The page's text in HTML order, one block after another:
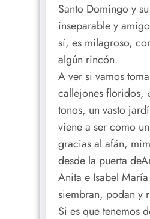
Santo Domingo y
inseparable y
sí, es milagroso,
algún rincón.
A ver si vamos
callejones floridos,
tonos, un vasto
viene a ser como
gracias al afán,
desde la puerta
Anita e Isabel
siembran, podan y
Si es que tenemos